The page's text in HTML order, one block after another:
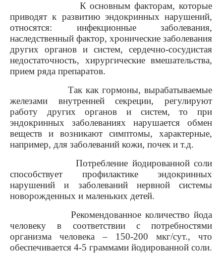
К основным факторам, которые
приводят к развитию эндокринных нарушений,
относятся: инфекционные заболевания,
наследственный фактор, хронические заболевания
других органов и систем, сердечно-сосудистая
недостаточность, хирургические вмешательства,
прием ряда препаратов.
Так как гормоны, вырабатываемые
железами внутренней секреции, регулируют
работу других органов и систем, то при
эндокринных заболеваниях нарушается обмен
веществ и возникают симптомы, характерные,
например, для заболеваний кожи, почек и т.д.
Потребление йодированной соли
способствует профилактике эндокринных
нарушений и заболеваний нервной системы
новорожденных и маленьких детей.
Рекомендованное количество йода
человеку в соответствии с потребностями
организма человека – 150-200 мкг/сут., что
обеспечивается 4-5 граммами йодированной соли.